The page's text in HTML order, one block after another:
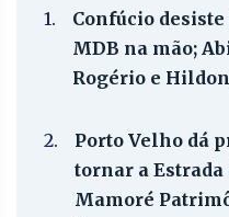
1.
Confúcio desiste
MDB na mão;
Rogério e
2.
Porto Velho dá
tornar a
Mamoré